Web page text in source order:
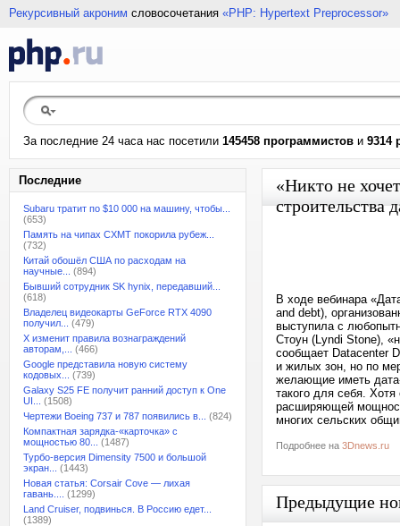
Рекурсивный акроним словосочетания «PHP: Hypertext Preprocessor»
За последние 24 часа нас посетили 145458 программистов и 9314
Последние
Subaru тратит по $10 000 на машину, чтобы...
(653)
Память на чипах CXMT покорила рубеж...
(732)
Китай обошёл США по расходам на
научные...
(894)
Бывший сотрудник SK hynix, передавший...
(618)
Владелец видеокарты GeForce RTX 4090
получил...
(479)
X изменит правила вознаграждений
авторам,...
(466)
Google представила новую систему
кодовых...
(739)
Galaxy S25 FE получит ранний доступ к One
UI...
(1508)
Чертежи Boeing 737 и 787 появились в...
(824)
Компактная зарядка-«карточка» с
мощностью 80...
(1487)
Турбо-версия Dimensity 7500 и большой
экран...
(1443)
Новая статья: Corsair Cove — лихая
гавань....
(1299)
Land Cruiser, подвинься. В Россию едет...
(1389)
«Никто не
строительства
В ходе вебинара
and debt),
выступила с
Стоун (Lyndi Stone),
сообщает Datacenter
и жилых зон, но по
желающие иметь
такого для себя.
расширяющей
многих сельских
Подробнее на 3Dnews.ru
Предыдущие